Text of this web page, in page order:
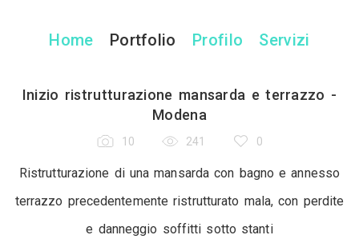
Home Portfolio Profilo Servizi
Inizio ristrutturazione mansarda e terrazzo -
Modena
10 241 0
Ristrutturazione di una mansarda con bagno e annesso
terrazzo precedentemente ristrutturato mala, con perdite
e danneggio soffitti sotto stanti